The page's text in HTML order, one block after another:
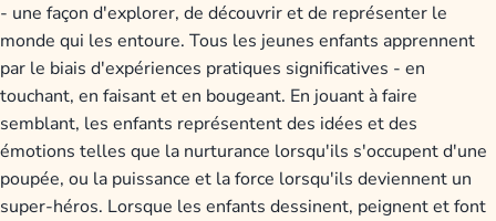
- une façon d'explorer, de découvrir et de représenter le
monde qui les entoure. Tous les jeunes enfants apprennent
par le biais d'expériences pratiques significatives - en
touchant, en faisant et en bougeant. En jouant à faire
semblant, les enfants représentent des idées et des
émotions telles que la nurturance lorsqu'ils s'occupent d'une
poupée, ou la puissance et la force lorsqu'ils deviennent un
super-héros. Lorsque les enfants dessinent, peignent et font